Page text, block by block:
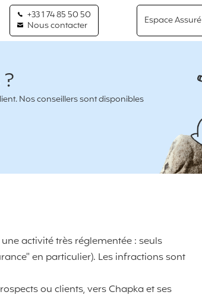
+33 1 74 85 50 50
Nous contacter
Espace Assuré
Nos conseillers sont disponibles
activité très réglementée : seuls
en particulier). Les infractions sont
ou clients, vers Chapka et ses